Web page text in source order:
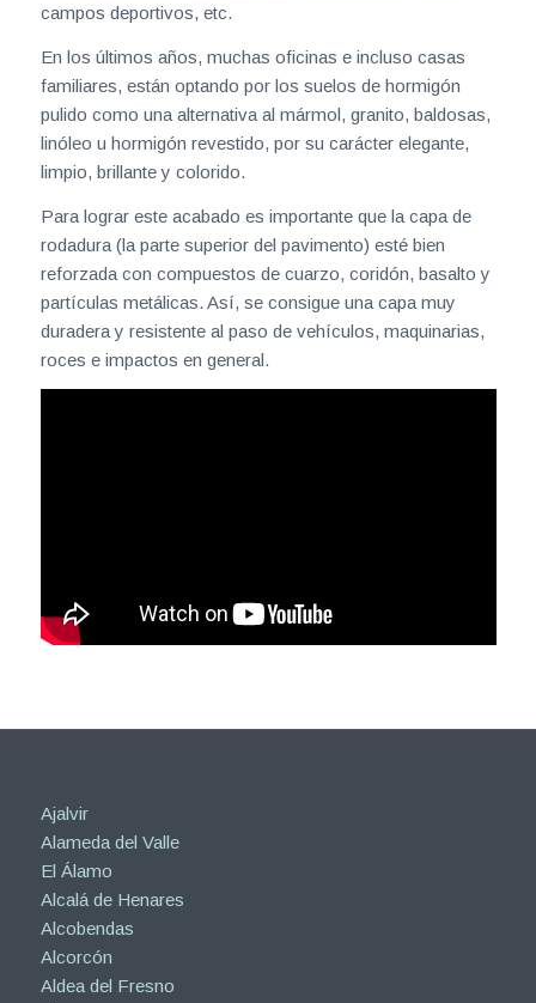
campos deportivos, etc.
En los últimos años, muchas oficinas e incluso casas
familiares, están optando por los suelos de hormigón
pulido como una alternativa al mármol, granito, baldosas,
linóleo u hormigón revestido, por su carácter elegante,
limpio, brillante y colorido.
Para lograr este acabado es importante que la capa de
rodadura (la parte superior del pavimento) esté bien
reforzada con compuestos de cuarzo, coridón, basalto y
partículas metálicas. Así, se consigue una capa muy
duradera y resistente al paso de vehículos, maquinarias,
roces e impactos en general.
Ajalvir
Alameda del Valle
El Álamo
Alcalá de Henares
Alcobendas
Alcorcón
Aldea del Fresno